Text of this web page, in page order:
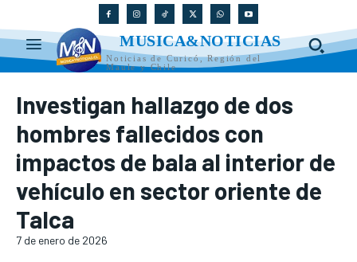
MUSICA&NOTICIAS
Noticias de Curicó, Región del
Maule y Chile
Investigan hallazgo de dos
hombres fallecidos con
impactos de bala al interior de
vehículo en sector oriente de
Talca
7 de enero de 2026